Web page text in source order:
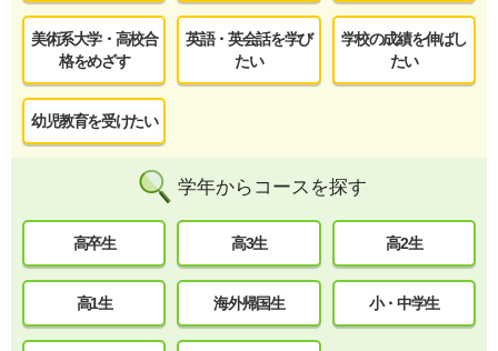
美術系大学・高校合
格をめざす
英語・英会話を学び
たい
学校の成績を伸ばし
たい
幼児教育を受けたい
学年からコースを探す
高卒生 高3生 高2生
高1生 海外帰国生 小・中学生